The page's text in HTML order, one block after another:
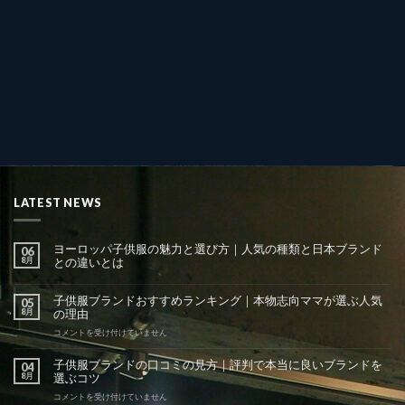
LATEST NEWS
06
8月
ヨーロッパ子供服の魅力と選び方｜人気の種類と日本ブランド
との違いとは
05
8月
子供服ブランドおすすめランキング｜本物志向ママが選ぶ人気
の理由
子
供
ブ
ラ
ン
コメントを受け付けていません
04
8月
子供服ブランドの口コミの見方｜評判で本当に良いブランドを
選ぶコツ
子
コメントを受け付けていません